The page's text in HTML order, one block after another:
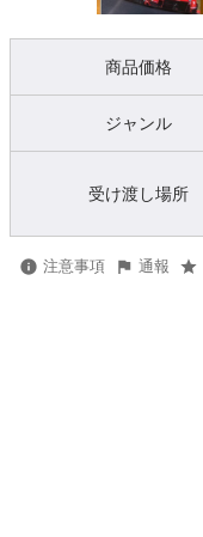
商品価格
ジャンル
受け渡し場所
注意事項 通報